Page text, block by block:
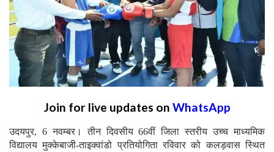
Join for live updates on WhatsApp
उदयपुर, 6 नवम्बर। तीन दिवसीय 66वीं जिला स्तरीय उच्च माध्यमिक
विद्यालय मुक्केबाजी-ताइक्वांडो प्रतियोगिता रविवार को कलड़वास स्थित